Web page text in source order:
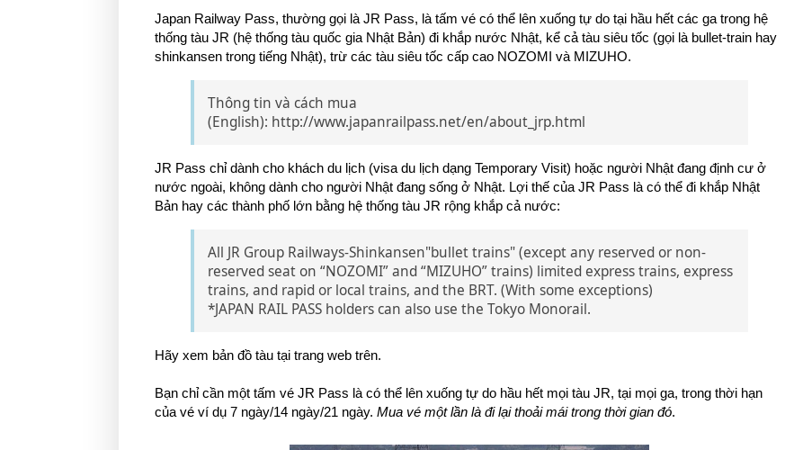
Japan Railway Pass, thường gọi là JR Pass, là tấm vé có thể lên xuống tự do tại hầu hết các ga trong hệ
thống tàu JR (hệ thống tàu quốc gia Nhật Bản) đi khắp nước Nhật, kể cả tàu siêu tốc (gọi là bullet-train hay
shinkansen trong tiếng Nhật), trừ các tàu siêu tốc cấp cao NOZOMI và MIZUHO.
Thông tin và cách mua
(English): http://www.japanrailpass.net/en/about_jrp.html
JR Pass chỉ dành cho khách du lịch (visa du lịch dạng Temporary Visit) hoặc người Nhật đang định cư ở
nước ngoài, không dành cho người Nhật đang sống ở Nhật. Lợi thế của JR Pass là có thể đi khắp Nhật
Bản hay các thành phố lớn bằng hệ thống tàu JR rộng khắp cả nước:
All JR Group Railways-Shinkansen"bullet trains" (except any reserved or non-
reserved seat on “NOZOMI” and “MIZUHO” trains) limited express trains, express
trains, and rapid or local trains, and the BRT. (With some exceptions)
*JAPAN RAIL PASS holders can also use the Tokyo Monorail.
Hãy xem bản đồ tàu tại trang web trên.
Bạn chỉ cần một tấm vé JR Pass là có thể lên xuống tự do hầu hết mọi tàu JR, tại mọi ga, trong thời hạn
của vé ví dụ 7 ngày/14 ngày/21 ngày. Mua vé một lần là đi lại thoải mái trong thời gian đó.